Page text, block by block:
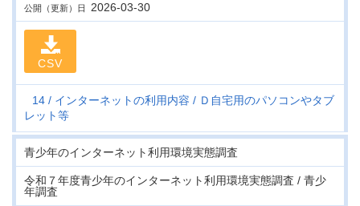
公開（更新）日 2026-03-30
CSV
14 インターネットの利用内容
Ｄ自宅用のパソコンやタブ
レット等
青少年のインターネット利用環境実態調査
令和７年度青少年のインターネット利用環境実態調査 / 青少
年調査